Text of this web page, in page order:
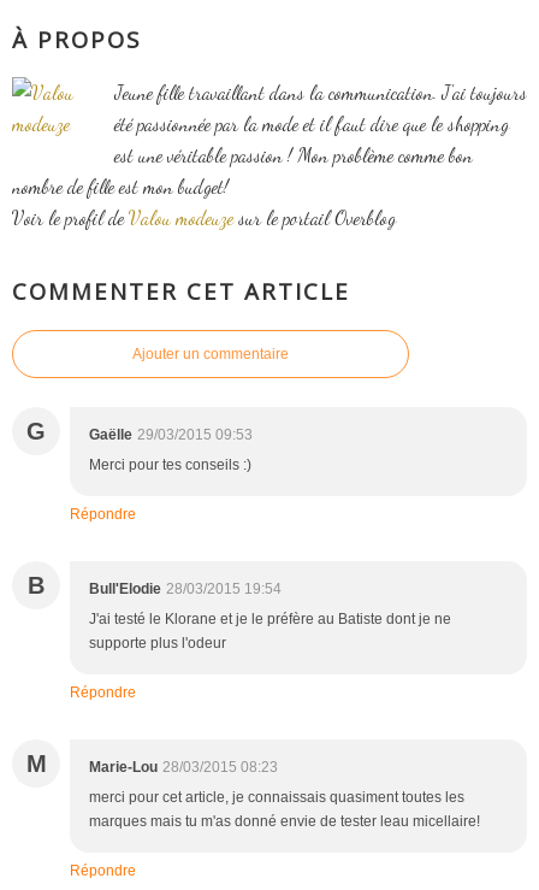
À PROPOS
Jeune fille travaillant dans la communication. J'ai toujours
été passionnée par la mode et il faut dire que le shopping
est une véritable passion ! Mon problème comme bon
nombre de fille est mon budget!
Voir le profil deValou modeuzesur le portail Overblog
COMMENTER CET ARTICLE
Ajouter un commentaire
G Gaëlle 29/03/2015 09:53
Merci pour tes conseils :)
Répondre
B Bull'Elodie 28/03/2015 19:54
J'ai testé le Klorane et je le préfère au Batiste dont je ne
supporte plus l'odeur
Répondre
M Marie-Lou 28/03/2015 08:23
merci pour cet article, je connaissais quasiment toutes les
marques mais tu m'as donné envie de tester leau micellaire!
Répondre